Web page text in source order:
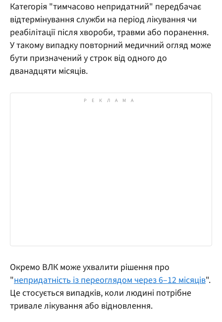
Категорія "тимчасово непридатний" передбачає
відтермінування служби на період лікування чи
реабілітації після хвороби, травми або поранення.
У такому випадку повторний медичний огляд може
бути призначений у строк від одного до
дванадцяти місяців.
Окремо ВЛК може ухвалити рішення про
"непридатність із переоглядом через 6–12 місяців".
Це стосується випадків, коли людині потрібне
тривале лікування або відновлення.